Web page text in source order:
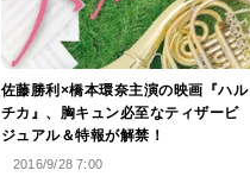
佐藤勝利×橋本環奈主演の映画『ハル
チカ』、胸キュン必至なティザービ
ジュアル＆特報が解禁！
2016/9/28 7:00